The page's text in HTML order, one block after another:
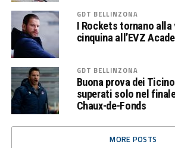
GDT BELLINZONA
I Rockets tornano
cinquina all’EVZ
GDT BELLINZONA
Buona prova dei
superati solo nel
Chaux-de-Fonds
MORE POSTS